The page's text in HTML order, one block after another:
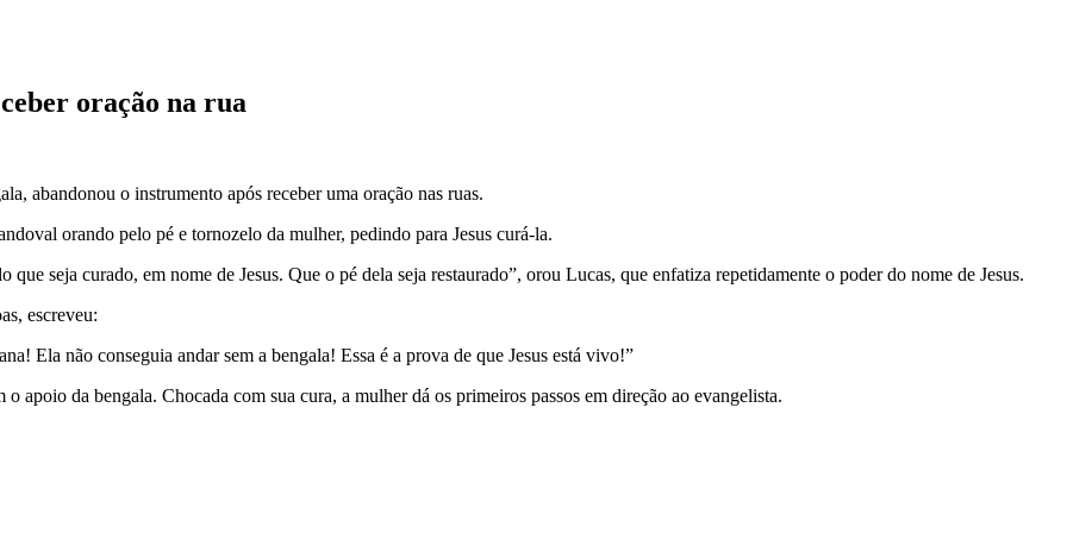
oração na rua
abandonou o instrumento após receber uma oração nas ruas.
orando pelo pé e tornozelo da mulher, pedindo para Jesus curá-la.
seja curado, em nome de Jesus. Que o pé dela seja restaurado”, orou Lucas, que enfatiza repetidamente o poder do nome de Jesus.
escreveu:
Ela não conseguia andar sem a bengala! Essa é a prova de que Jesus está vivo!”
apoio da bengala. Chocada com sua cura, a mulher dá os primeiros passos em direção ao evangelista.